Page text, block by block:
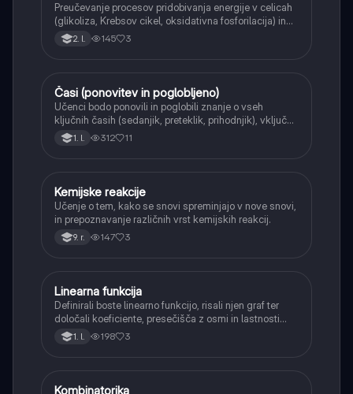
Preučevanje procesov pridobivanja energije v celicah
(glikoliza, Krebsov cikel, oksidativna fosforilacija) in
pretvorbe svetlobne energije v kemično energijo
(fotosinteza).
2. l. 145 3
Angleščina
Časi (ponovitev in poglobljeno)
Učenci bodo ponovili in poglobili znanje o vseh
ključnih časih (sedanjik, preteklik, prihodnjik), vključno
s Perfect tenses (Present Perfect Continuous, Past
Perfect, Future Perfect) in njihovo uporabo.
1. l. 312 11
Naravoslovje
Kemijske reakcije
Učenje o tem, kako se snovi spreminjajo v nove snovi,
in prepoznavanje različnih vrst kemijskih reakcij.
9. r. 147 3
Matematika
Linearna funkcija
Definirali boste linearno funkcijo, risali njen graf ter
določali koeficiente, presečišča z osmi in lastnosti
(naraščanje/padanje).
1. l. 198 3
Matematika
Kombinatorika